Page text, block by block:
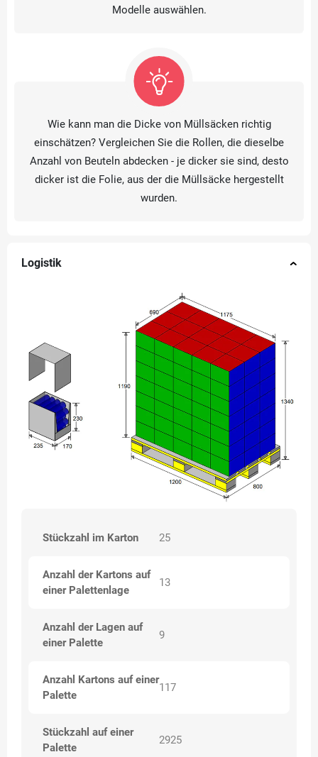
Modelle auswählen.
Wie kann man die Dicke von Müllsäcken richtig
einschätzen? Vergleichen Sie die Rollen, die dieselbe
Anzahl von Beuteln abdecken - je dicker sie sind, desto
dicker ist die Folie, aus der die Müllsäcke hergestellt
wurden.
Logistik
Stückzahl im Karton 25
Anzahl der Kartons auf
einer Palettenlage
13
Anzahl der Lagen auf
einer Palette
9
Anzahl Kartons auf einer
Palette
117
Stückzahl auf einer
Palette
2925